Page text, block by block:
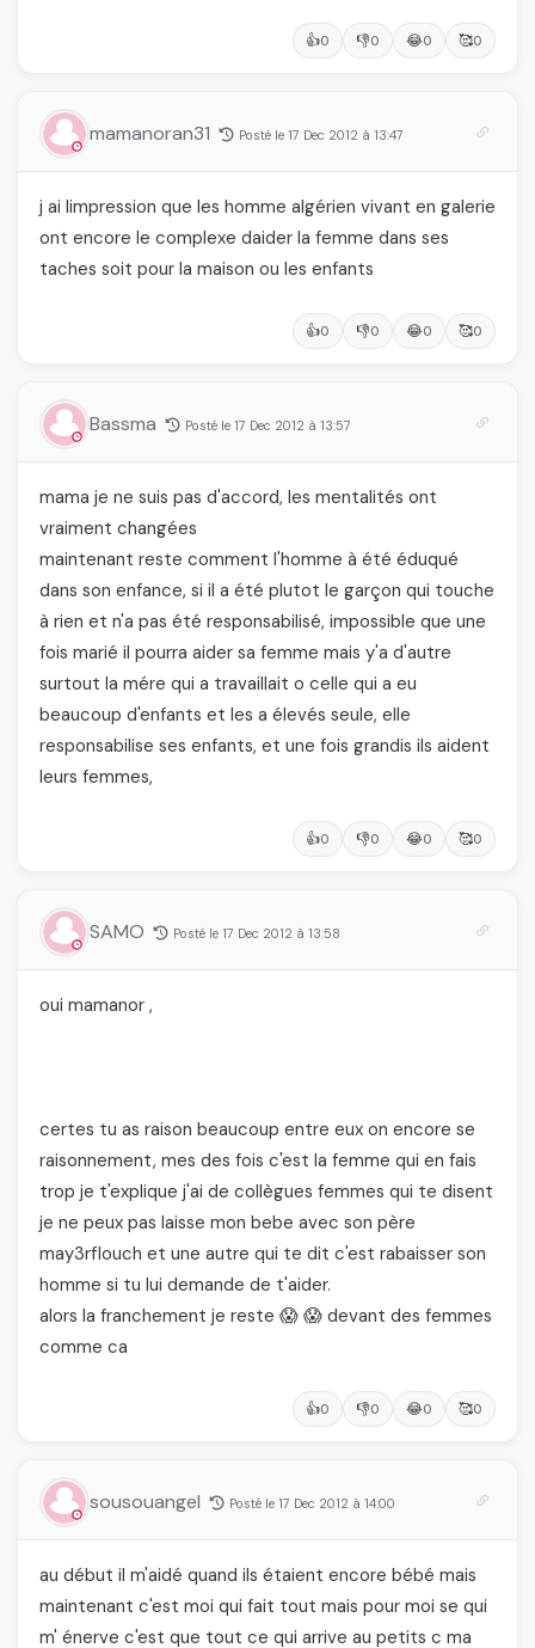
👍0 👎0 😂0 🥰0
mamanoran31 Posté le 17 Dec 2012 à 13:47
j ai limpression que les homme algérien vivant en galerie
ont encore le complexe daider la femme dans ses
taches soit pour la maison ou les enfants
👍0 👎0 😂0 🥰0
Bassma Posté le 17 Dec 2012 à 13:57
mama je ne suis pas d'accord, les mentalités ont
vraiment changées
maintenant reste comment l'homme à été éduqué
dans son enfance, si il a été plutot le garçon qui touche
à rien et n'a pas été responsabilisé, impossible que une
fois marié il pourra aider sa femme mais y'a d'autre
surtout la mére qui a travaillait o celle qui a eu
beaucoup d'enfants et les a élevés seule, elle
responsabilise ses enfants, et une fois grandis ils aident
leurs femmes,
👍0 👎0 😂0 🥰0
SAMO Posté le 17 Dec 2012 à 13:58
oui mamanor ,
certes tu as raison beaucoup entre eux on encore se
raisonnement, mes des fois c'est la femme qui en fais
trop je t'explique j'ai de collègues femmes qui te disent
je ne peux pas laisse mon bebe avec son père
may3rflouch et une autre qui te dit c'est rabaisser son
homme si tu lui demande de t'aider.
alors la franchement je reste 😱 😱 devant des femmes
comme ca
👍0 👎0 😂0 🥰0
sousouangel Posté le 17 Dec 2012 à 14:00
au début il m'aidé quand ils étaient encore bébé mais
maintenant c'est moi qui fait tout mais pour moi se qui
m' énerve c'est que tout ce qui arrive au petits c ma